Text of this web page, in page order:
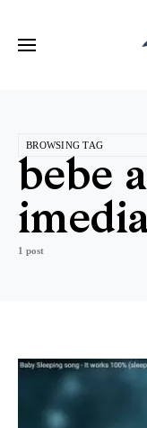
BROWSING TAG
bebe
1 post